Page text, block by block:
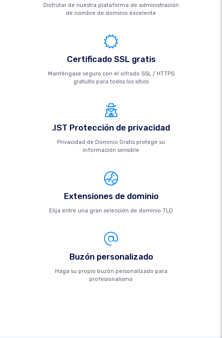
Disfrutar de nuestra plataforma de administración
de nombre de dominio excelente
Certificado SSL gratis
Manténgase seguro con el cifrado SSL / HTTPS
gratuito para todos los sitios
.IST Protección de privacidad
Privacidad de Dominio Gratis protege su
información sensible
Extensiones de dominio
Elija entre una gran selección de dominio TLD
Buzón personalizado
Haga su propio buzón personalizado para
profesionalismo